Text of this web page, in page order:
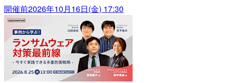
開催前2026年10月16日(金) 17:30